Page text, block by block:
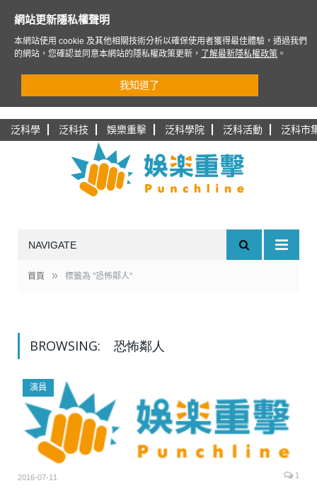
泛科學 泛科技 娛樂重擊 泛科學院 泛科活動 泛科市
NAVIGATE
首頁 » 標籤為 "恐怖鄰人"
BROWSING: 恐怖鄰人
演員
2016-07-11 1
網站更新隱私權聲明
本網站使用 cookie 及其他相關技術分析以確保使用者獲得最佳體驗，通過我們
的網站，您確認並同意本網站的隱私權政策更新，
了解最新隱私權政策 。
我知道了